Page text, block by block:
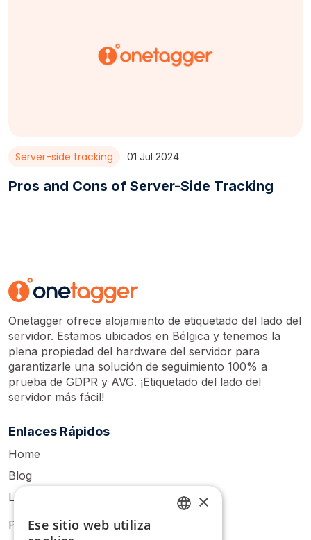
Server-side tracking 01 Jul 2024
Pros and Cons of Server-Side Tracking
Onetagger ofrece alojamiento de etiquetado del lado del
servidor. Estamos ubicados en Bélgica y tenemos la
plena propiedad del hardware del servidor para
garantizarle una solución de seguimiento 100% a
prueba de GDPR y AVG. ¡Etiquetado del lado del
servidor más fácil!
Enlaces Rápidos
Home
Blog
Login
Pricing
×
Ese sitio web utiliza